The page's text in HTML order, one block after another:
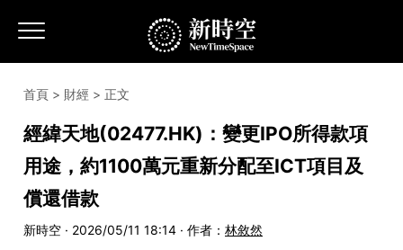
首頁 > 財經 > 正文
經緯天地(02477.HK)：變更IPO所得款項
用途，約1100萬元重新分配至ICT項目及
償還借款
新時空 · 2026/05/11 18:14 · 作者： 林敘然